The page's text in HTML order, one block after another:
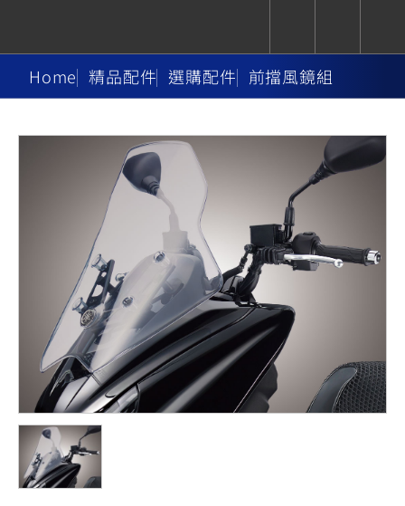
Hyper
Naked
Sport
Heritage
YZF-R9
YZF-R7
550+
YZF-R3
251~549
MT-
Y-
AMT
550+
MT-
09
550+
MT-
07
MT-
07
700
550+
155
150
Sport Fashion AdventureFamily
TMAX
XMAX
251~549
NMAX
150
CYGNUS
150
CYGNUS
X
125
125
Vinoora
125
BW'S
125
PW50
50
Z /
Zii
JOG
125
CUXiE
追蹤愛車
我的愛車 瀏覽紀錄
Home 精品配件 選購配件 前擋風鏡組